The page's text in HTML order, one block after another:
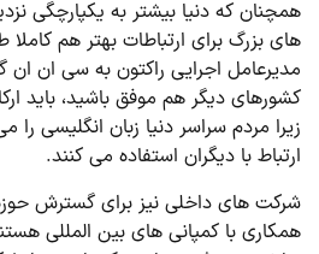
های بزرگ برای ارتباطات بهتر هم
مدیرعامل اجرایی راکتون به سی ان ان
کشورهای دیگر هم موفق باشید، باید
زیرا مردم سراسر دنیا زبان انگلیسی را
ارتباط با دیگران استفاده می­ کنند.
شرکت­ های داخلی نیز برای گسترش
همکاری با کمپانی ­های بین المللی